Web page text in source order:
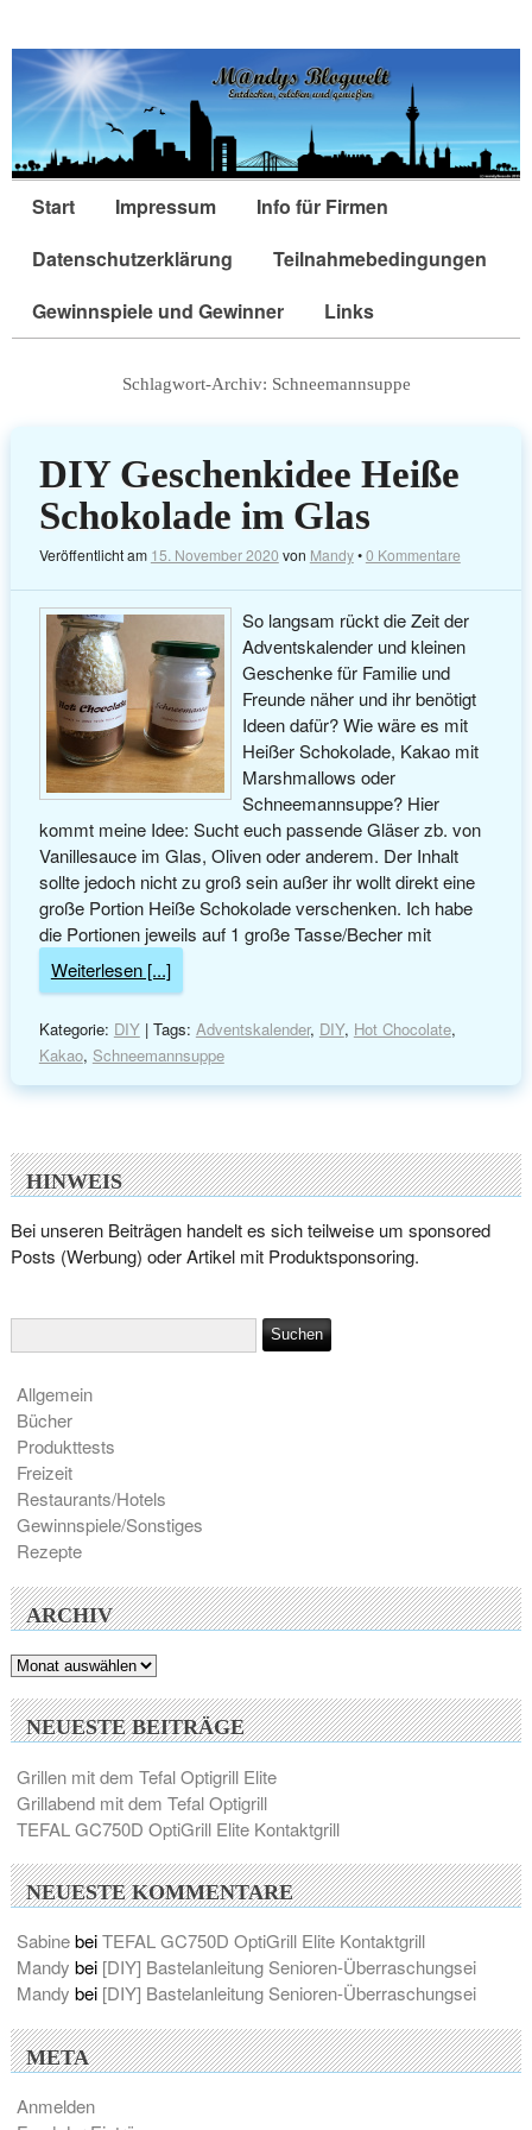
Start Impressum
Info für Firmen
Datenschutzerklärung
Teilnahmebedingungen
Gewinnspiele und Gewinner
Links
Schlagwort-Archiv: Schneemannsuppe
DIY Geschenkidee Heiße
Schokolade im Glas
Veröffentlicht am 15. November 2020 von Mandy•0 Kommentare
So langsam rückt die Zeit der
Adventskalender und kleinen
Geschenke für Familie und
Freunde näher und ihr benötigt
Ideen dafür? Wie wäre es mit
Heißer Schokolade, Kakao mit
Marshmallows oder
Schneemannsuppe? Hier
kommt meine Idee: Sucht euch passende Gläser zb. von
Vanillesauce im Glas, Oliven oder anderem. Der Inhalt
sollte jedoch nicht zu groß sein außer ihr wollt direkt eine
große Portion Heiße Schokolade verschenken. Ich habe
die Portionen jeweils auf 1 große Tasse/Becher mit
Weiterlesen [...]
Kategorie: DIY| Tags: Adventskalender, DIY, Hot Chocolate,
Kakao, Schneemannsuppe
HINWEIS
Bei unseren Beiträgen handelt es sich teilweise um sponsored
Posts (Werbung) oder Artikel mit Produktsponsoring.
Allgemein
Bücher
Produkttests
Freizeit
Restaurants/Hotels
Gewinnspiele/Sonstiges
Rezepte
ARCHIV
Archiv
NEUESTE BEITRÄGE
Grillen mit dem Tefal Optigrill Elite
Grillabend mit dem Tefal Optigrill
TEFAL GC750D OptiGrill Elite Kontaktgrill
NEUESTE KOMMENTARE
SabinebeiTEFAL GC750D OptiGrill Elite Kontaktgrill
Mandy bei [DIY] Bastelanleitung Senioren-Überraschungsei
Mandy bei [DIY] Bastelanleitung Senioren-Überraschungsei
META
Anmelden